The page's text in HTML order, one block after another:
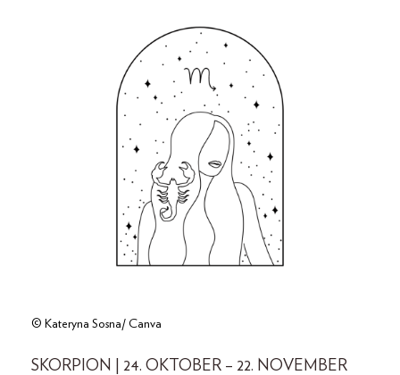
© Kateryna Sosna/ Canva
SKORPION | 24. OKTOBER – 22. NOVEMBER